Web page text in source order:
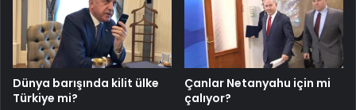
Dünya barışında kilit ülke
Türkiye mi?
Çanlar Netanyahu için mi
çalıyor?